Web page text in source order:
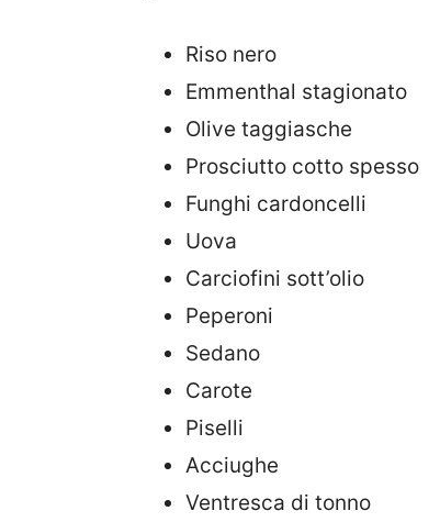
Riso nero
Emmenthal stagionato
Olive taggiasche
Prosciutto cotto spesso
Funghi cardoncelli
Uova
Carciofini sott’olio
Peperoni
Sedano
Carote
Piselli
Acciughe
Ventresca di tonno